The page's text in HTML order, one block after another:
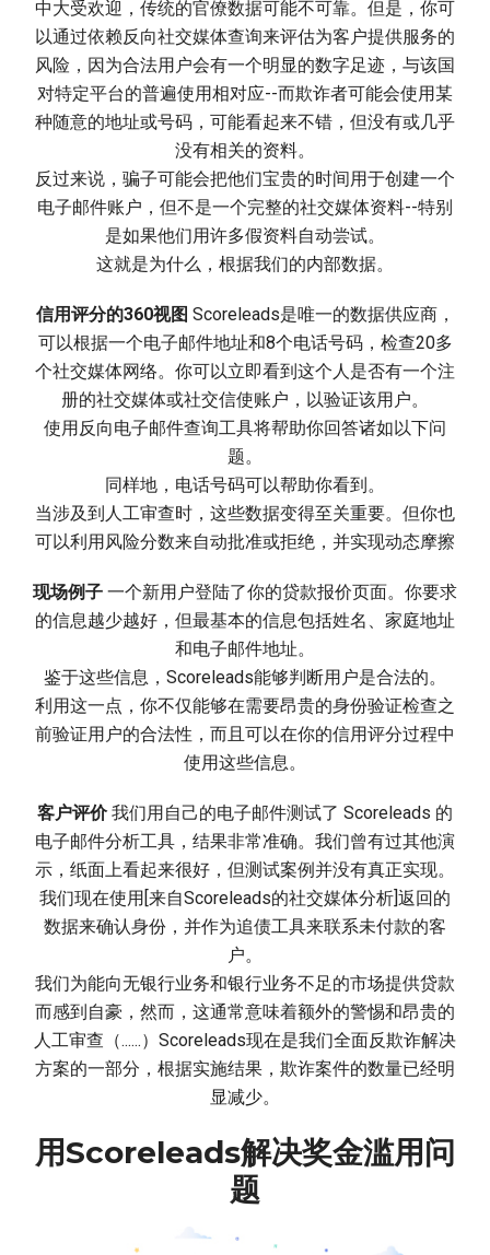
中大受欢迎，传统的官僚数据可能不可靠。但是，你可
以通过依赖反向社交媒体查询来评估为客户提供服务的
风险，因为合法用户会有一个明显的数字足迹，与该国
对特定平台的普遍使用相对应--而欺诈者可能会使用某
种随意的地址或号码，可能看起来不错，但没有或几乎
没有相关的资料。
反过来说，骗子可能会把他们宝贵的时间用于创建一个
电子邮件账户，但不是一个完整的社交媒体资料--特别
是如果他们用许多假资料自动尝试。
这就是为什么，根据我们的内部数据。
信用评分的360视图 Scoreleads是唯一的数据供应商，
可以根据一个电子邮件地址和8个电话号码，检查20多
个社交媒体网络。你可以立即看到这个人是否有一个注
册的社交媒体或社交信使账户，以验证该用户。
使用反向电子邮件查询工具将帮助你回答诸如以下问
题。
同样地，电话号码可以帮助你看到。
当涉及到人工审查时，这些数据变得至关重要。但你也
可以利用风险分数来自动批准或拒绝，并实现动态摩擦
现场例子 一个新用户登陆了你的贷款报价页面。你要求
的信息越少越好，但最基本的信息包括姓名、家庭地址
和电子邮件地址。
鉴于这些信息，Scoreleads能够判断用户是合法的。
利用这一点，你不仅能够在需要昂贵的身份验证检查之
前验证用户的合法性，而且可以在你的信用评分过程中
使用这些信息。
客户评价我们用自己的电子邮件测试了 Scoreleads 的
电子邮件分析工具，结果非常准确。我们曾有过其他演
示，纸面上看起来很好，但测试案例并没有真正实现。
我们现在使用[来自Scoreleads的社交媒体分析]返回的
数据来确认身份，并作为追债工具来联系未付款的客
户。
我们为能向无银行业务和银行业务不足的市场提供贷款
而感到自豪，然而，这通常意味着额外的警惕和昂贵的
人工审查（......）Scoreleads现在是我们全面反欺诈解决
方案的一部分，根据实施结果，欺诈案件的数量已经明
显减少。
用Scoreleads解决奖金滥用问
题